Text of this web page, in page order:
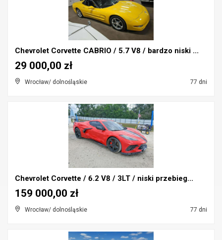
Chevrolet Corvette CABRIO / 5.7 V8 / bardzo niski ...
Wrocław/ dolnośląskie 77 dni
29 000,00 zł
Chevrolet Corvette / 6.2 V8 / 3LT / niski przebieg...
Wrocław/ dolnośląskie 77 dni
159 000,00 zł